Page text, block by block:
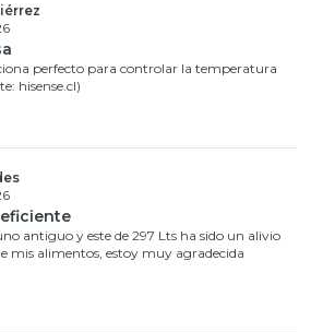
perfecto para controlar la temperatura
hisense.cl)
antiguo y este de 297 Lts ha sido un alivio
mis alimentos, estoy muy agradecida